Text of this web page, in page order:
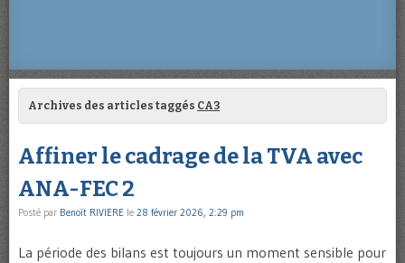
Archives des articles taggés CA3
Affiner le cadrage de la TVA avec
ANA-FEC 2
Posté par Benoît RIVIERE le 28 février 2026, 2:29 pm
La période des bilans est toujours un moment sensible pour